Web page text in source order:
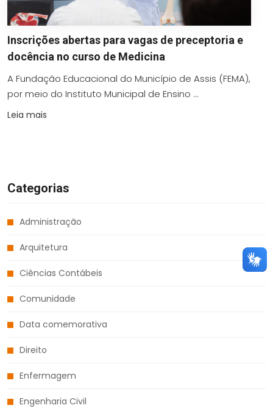
Inscrições abertas para vagas de preceptoria e
docência no curso de Medicina
A Fundação Educacional do Município de Assis (FEMA),
por meio do Instituto Municipal de Ensino ...
Leia mais
Categorias
Administração
Arquitetura
Ciências Contábeis
Comunidade
Data comemorativa
Direito
Enfermagem
Engenharia Civil